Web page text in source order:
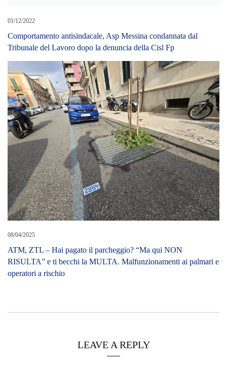
01/12/2022
Comportamento antisindacale, Asp Messina condannata dal
Tribunale del Lavoro dopo la denuncia della Cisl Fp
08/04/2025
ATM, ZTL – Hai pagato il parcheggio? “Ma qui NON
RISULTA” e ti becchi la MULTA. Malfunzionamenti ai palmari e
operatori a rischio
LEAVE A REPLY